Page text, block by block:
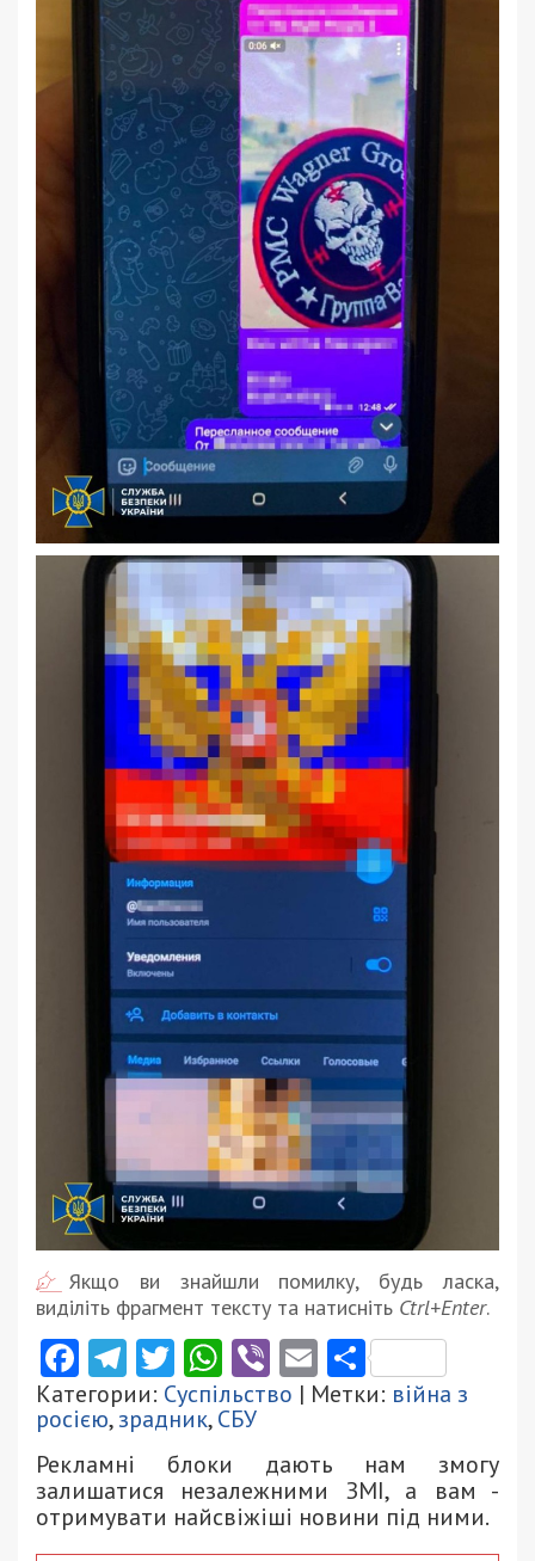
Якщо ви знайшли помилку, будь ласка,
виділіть фрагмент тексту та натисніть Ctrl+Enter.
Facebook
Telegram
Twitter
WhatsApp
ViberEmail
Категории: Суспільство | Метки: війна з
росією,зрадник,СБУ
Рекламні блоки дають нам змогу
залишатися незалежними ЗМІ, а вам -
отримувати найсвіжіші новини під ними.